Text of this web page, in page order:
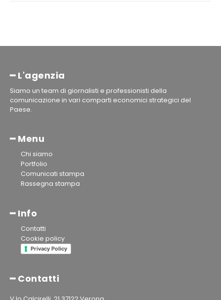
━ L'agenzia
Siamo un team di giornalisti e professionisti della
comunicazione in vari comparti economici strategici del
Paese.
━ Menu
Chi siamo
Portfolio
Comunicati stampa
Rassegna stampa
━ Info
Contatti
Cookie policy
Privacy Policy
━ Contatti